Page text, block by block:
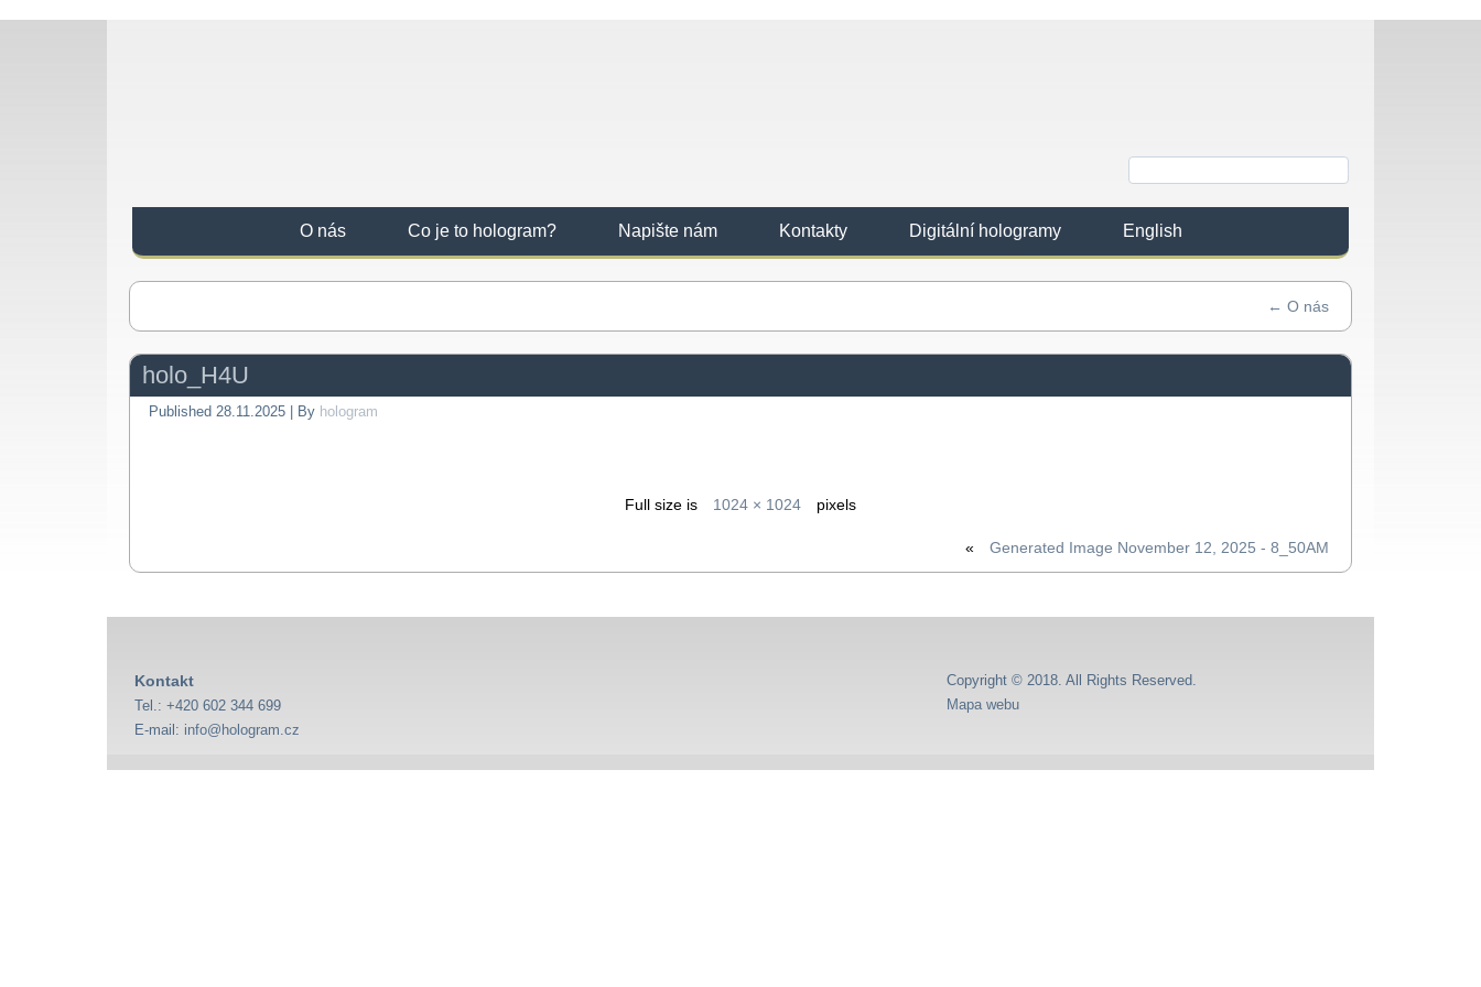
O nás Co je to hologram? Napište nám Kontakty Digitální hologramy English
← O nás
holo_H4U
Published 28.11.2025 By hologram
Full size is 1024 × 1024 pixels
« Generated Image November 12, 2025 - 8_50AM
Kontakt
Tel.: +420 602 344 699
E-mail: info@hologram.cz
Copyright © 2018. All Rights Reserved.
Mapa webu